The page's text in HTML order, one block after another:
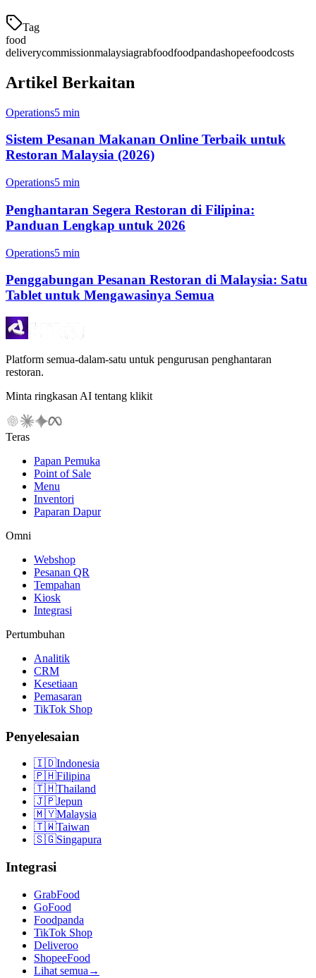
Tag
food
deliverycommissionmalaysiagrabfoodfoodpandashopeefoodcosts
Artikel Berkaitan
Operations5 min
Sistem Pesanan Makanan Online Terbaik untuk
Restoran Malaysia (2026)
Operations5 min
Penghantaran Segera Restoran di Filipina:
Panduan Lengkap untuk 2026
Operations5 min
Penggabungan Pesanan Restoran di Malaysia: Satu
Tablet untuk Mengawasinya Semua
Platform semua-dalam-satu untuk pengurusan penghantaran
restoran.
Minta ringkasan AI tentang klikit
Teras
Papan Pemuka
Point of Sale
Menu
Inventori
Paparan Dapur
Omni
Webshop
Pesanan QR
Tempahan
Kiosk
Integrasi
Pertumbuhan
Analitik
CRM
Kesetiaan
Pemasaran
TikTok Shop
Penyelesaian
🇮🇩Indonesia
🇵🇭Filipina
🇹🇭Thailand
🇯🇵Jepun
🇲🇾Malaysia
🇹🇼Taiwan
🇸🇬Singapura
Integrasi
GrabFood
GoFood
Foodpanda
TikTok Shop
Deliveroo
ShopeeFood
Lihat semua →